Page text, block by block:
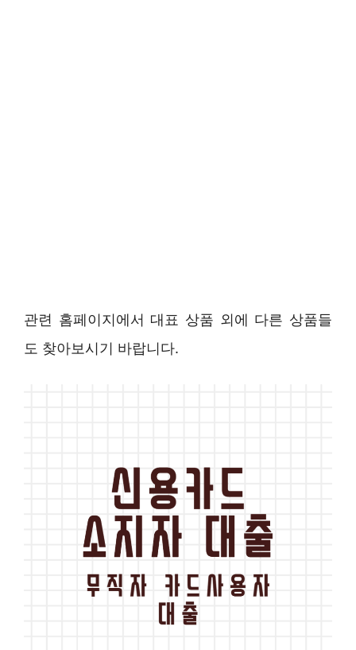
관련 홈페이지에서 대표 상품 외에 다른 상품들
도 찾아보시기 바랍니다.